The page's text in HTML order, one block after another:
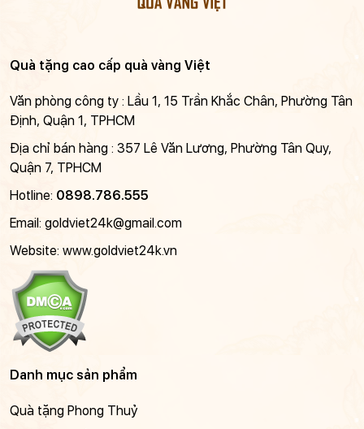
Quà tặng cao cấp quà vàng Việt
Văn phòng công ty : Lầu 1, 15 Trần Khắc Chân, Phường Tân
Định, Quận 1, TPHCM
Địa chỉ bán hàng : 357 Lê Văn Lương, Phường Tân Quy,
Quận 7, TPHCM
Hotline: 0898.786.555
Email: goldviet24k@gmail.com
Website: www.goldviet24k.vn
Danh mục sản phẩm
Quà tặng Phong Thuỷ